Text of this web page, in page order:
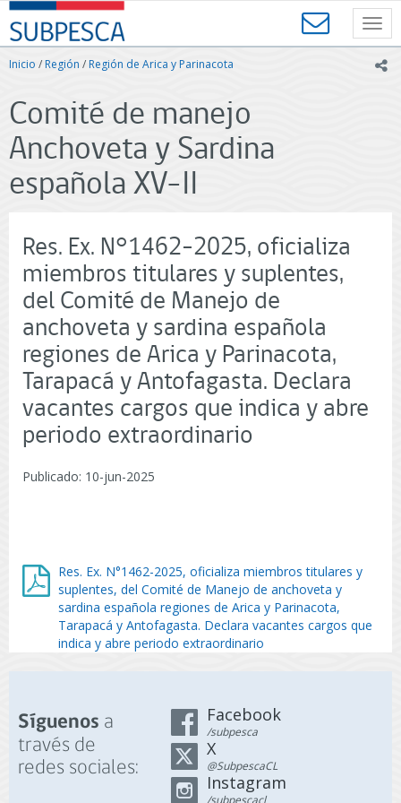
Contenido
principal
SUBPESCA
-
Subsecretaría
Acuicultura
-
de
Chile
Inicio /Región /Región de Arica y Parinacota
Comité de manejo
Anchoveta y Sardina
española XV-II
Res. Ex. N°1462-2025, oficializa
miembros titulares y suplentes,
del Comité de Manejo de
anchoveta y sardina española
regiones de Arica y Parinacota,
Tarapacá y Antofagasta. Declara
vacantes cargos que indica y abre
periodo extraordinario
Publicado: 10-jun-2025
Res. Ex. N°1462-2025, oficializa miembros titulares y
suplentes, del Comité de Manejo de anchoveta y
sardina española regiones de Arica y Parinacota,
Tarapacá y Antofagasta. Declara vacantes cargos que
indica y abre periodo extraordinario
Síguenos a
través de
redes sociales:
Facebook
/subpesca
X
@SubpescaCL
Instagram
/subpescacl